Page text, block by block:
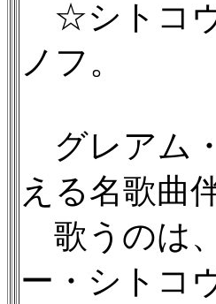
☆シトコヴ
ノフ。
グレアム
える名歌曲
歌うのは
ー・シトコ